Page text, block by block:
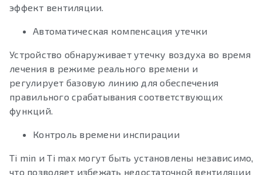
эффект вентиляции.
Автоматическая компенсация утечки
Устройство обнаруживает утечку воздуха во время
лечения в режиме реального времени и
регулирует базовую линию для обеспечения
правильного срабатывания соответствующих
функций.
Контроль времени инспирации
Ti min и Ti max могут быть установлены независимо,
что позволяет избежать недостаточной вентиляции